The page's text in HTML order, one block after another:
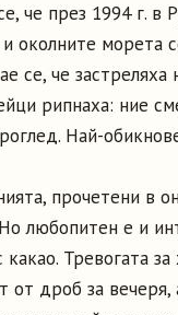
че през 1994 г.
околните морета
се, че
рипнаха: ние
Най-
прочетени в
любопитен е и
какао. Тревогата
от дроб за